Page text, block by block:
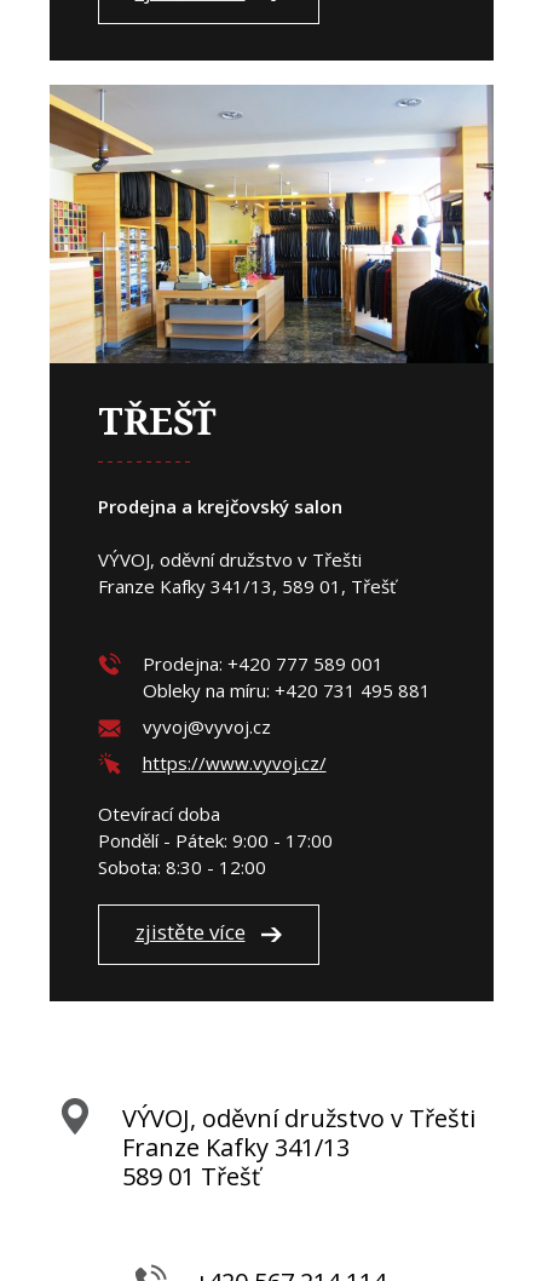
TŘEŠŤ
Prodejna a krejčovský salon
VÝVOJ, oděvní družstvo v Třešti
Franze Kafky 341/13, 589 01, Třešť
Prodejna: +420 777 589 001
Obleky na míru: +420 731 495 881
vyvoj@vyvoj.cz
https://www.vyvoj.cz/
Otevírací doba
Pondělí - Pátek: 9:00 - 17:00
Sobota: 8:30 - 12:00
zjistěte více
VÝVOJ, oděvní družstvo v Třešti
Franze Kafky 341/13
589 01 Třešť